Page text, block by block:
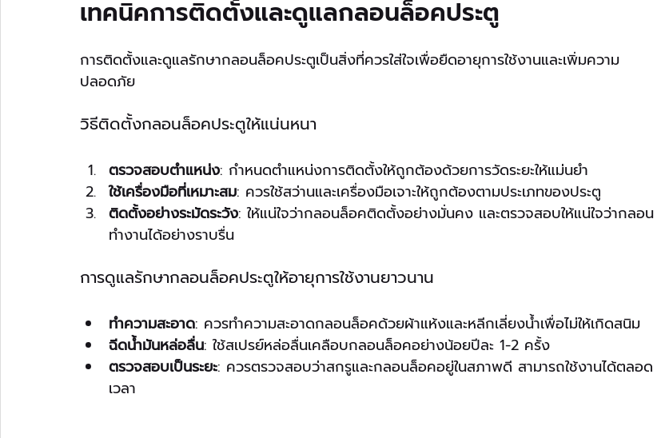
เทคนิคการติดตั้งและดูแลกลอนล็อคประตู
การติดตั้งและดูแลรักษากลอนล็อคประตูเป็นสิ่งที่ควรใส่ใจเพื่อยืดอายุการใช้งานและเพิ่มความ
ปลอดภัย
วิธีติดตั้งกลอนล็อคประตูให้แน่นหนา
ตรวจสอบตำแหน่ง: กำหนดตำแหน่งการติดตั้งให้ถูกต้องด้วยการวัดระยะให้แม่นยำ
ใช้เครื่องมือที่เหมาะสม: ควรใช้สว่านและเครื่องมือเจาะให้ถูกต้องตามประเภทของประตู
ติดตั้งอย่างระมัดระวัง: ให้แน่ใจว่ากลอนล็อคติดตั้งอย่างมั่นคง และตรวจสอบให้แน่ใจว่ากลอน
ทำงานได้อย่างราบรื่น
การดูแลรักษากลอนล็อคประตูให้อายุการใช้งานยาวนาน
ทำความสะอาด: ควรทำความสะอาดกลอนล็อคด้วยผ้าแห้งและหลีกเลี่ยงน้ำเพื่อไม่ให้เกิดสนิม
ฉีดน้ำมันหล่อลื่น: ใช้สเปรย์หล่อลื่นเคลือบกลอนล็อคอย่างน้อยปีละ 1-2 ครั้ง
ตรวจสอบเป็นระยะ: ควรตรวจสอบว่าสกรูและกลอนล็อคอยู่ในสภาพดี สามารถใช้งานได้ตลอด
เวลา